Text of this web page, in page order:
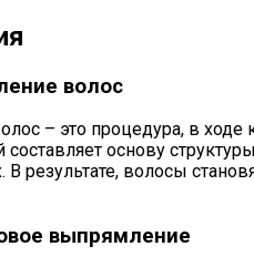
волос
– это процедура, в
основу
В результате, волосы
выпрямление